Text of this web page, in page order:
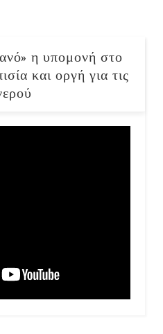
η υπομονή στο
και οργή για τις